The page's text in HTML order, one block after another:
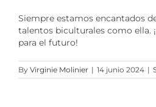
Siempre estamos encantados
talentos biculturales como ella.
para el futuro!
By Virginie Molinier | 14 junio 2024 |